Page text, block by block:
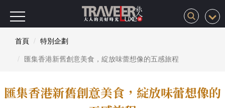
首頁
特別企劃
匯集香港新舊創意美食，綻放味蕾想像的五感旅程
匯集香港新舊創意美食，綻放味蕾想像的